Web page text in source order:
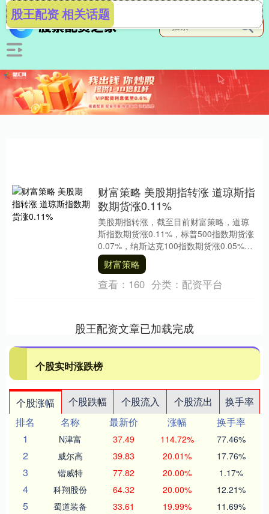
股王配资 相关话题
财富策略 美股期指转涨 道琼斯指
数期货涨0.11%
美股期指转涨，截至目前财富策略，道琼
斯指数期货涨0.11%，标普500指数期货涨
0.07%，纳斯达克100指数期货涨0.05%。
文章来源：东方财富Choice....
财富策略
查看： 160 分类： 配资平台
股王配资文章已加载完成
个股实时涨跌榜
个股涨幅 个股跌幅 个股流入 个股流出
换手率
排名
名称 最新价 涨幅
换手率
1
N津富 37.49 114.72% 77.46%
2 威尔高 39.83 20.01% 17.76%
3 锴威特 77.82 20.00% 1.17%
4 科翔股份 64.32 20.00% 12.21%
5 蜀道装备 33.61 19.99% 11.69%